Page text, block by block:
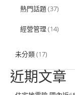
熱門話題(37)
經營管理 (14)
未分類(17)
近期文章